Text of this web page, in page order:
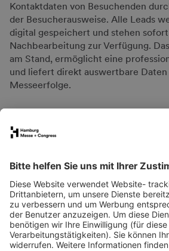
Kontaktdaten von Besuchenden
der Besucherausweise. Alle Leads
digital gespeichert und stehen
Nachbearbeitung zur Verfügung.
am Stand, ermöglicht eine
und liefert direkt auswertbare Daten
Messeerfolge.
eNews
Kontakt
Presse